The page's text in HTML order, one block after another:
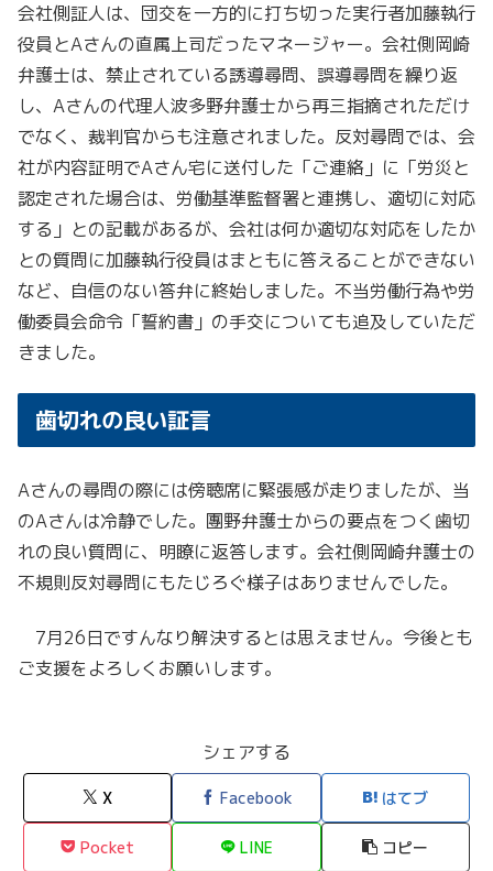
会社側証人は、団交を一方的に打ち切った実行者加藤執行
役員とAさんの直属上司だったマネージャー。会社側岡崎
弁護士は、禁止されている誘導尋問、誤導尋問を繰り返
し、Aさんの代理人波多野弁護士から再三指摘されただけ
でなく、裁判官からも注意されました。反対尋問では、会
社が内容証明でAさん宅に送付した「ご連絡」に「労災と
認定された場合は、労働基準監督署と連携し、適切に対応
する」との記載があるが、会社は何か適切な対応をしたか
との質問に加藤執行役員はまともに答えることができない
など、自信のない答弁に終始しました。不当労働行為や労
働委員会命令「誓約書」の手交についても追及していただ
きました。
歯切れの良い証言
Aさんの尋問の際には傍聴席に緊張感が走りましたが、当
のAさんは冷静でした。團野弁護士からの要点をつく歯切
れの良い質問に、明瞭に返答します。会社側岡崎弁護士の
不規則反対尋問にもたじろぐ様子はありませんでした。
7月26日ですんなり解決するとは思えません。今後とも
ご支援をよろしくお願いします。
シェアする
X Facebook はてブ
Pocket LINE コピー